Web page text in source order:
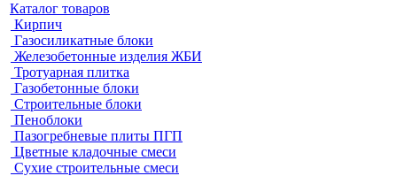
Каталог товаров
Кирпич
Газосиликатные блоки
Железобетонные изделия ЖБИ
Тротуарная плитка
Газобетонные блоки
Строительные блоки
Пеноблоки
Пазогребневые плиты ПГП
Цветные кладочные смеси
Сухие строительные смеси